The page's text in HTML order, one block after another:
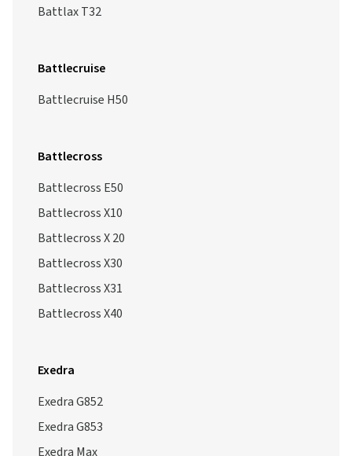
Battlax T32
Battlecruise
Battlecruise H50
Battlecross
Battlecross E50
Battlecross X10
Battlecross X 20
Battlecross X30
Battlecross X31
Battlecross X40
Exedra
Exedra G852
Exedra G853
Exedra Max